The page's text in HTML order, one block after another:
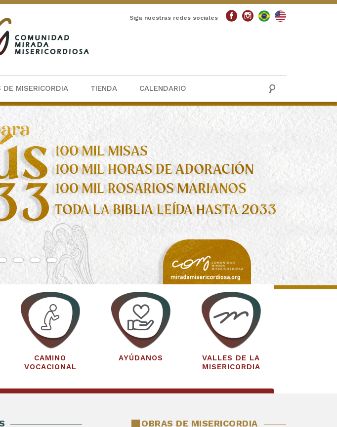
Siga nuestras redes sociales
DE MISERICORDIA TIENDA CALENDARIO
CAMINO
VOCACIONAL
AYÚDANOS
VALLES DE LA
MISERICORDIA
OBRAS DE MISERICORDIA